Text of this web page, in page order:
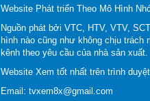
Website Phát triển Theo Mô Hình
Nguồn phát bởi VTC, HTV, VTV,
hình nào cũng như không chịu trách
kênh theo yêu cầu của nhà sản xuất.
Website Xem tốt nhất trên trình
Email: tvxem8x@gmail.com